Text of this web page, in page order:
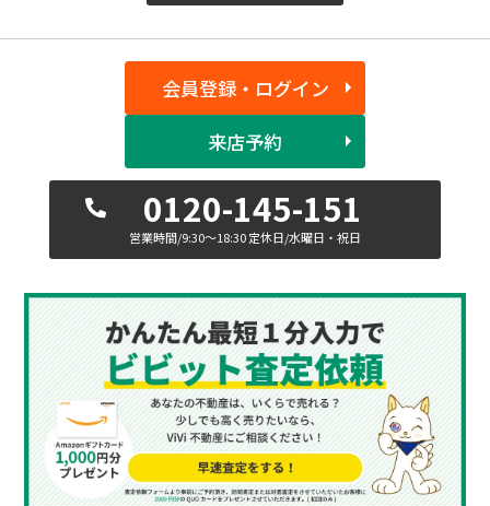
会員登録・ログイン
来店予約
0120-145-151
営業時間/9:30〜18:30 定休日/水曜日・祝日